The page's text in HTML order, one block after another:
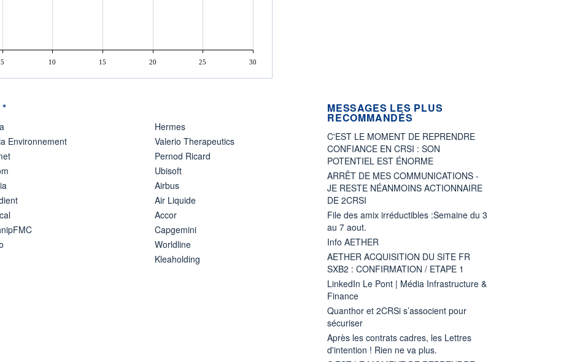
5 10 15 20 25 30
Environnement
Hermes
Valerio Therapeutics
Pernod Ricard
Ubisoft
Airbus
Air Liquide
Accor
Capgemini
Worldline
Kleaholding
MESSAGES LES PLUS
RECOMMANDÉS
C'EST LE MOMENT DE REPRENDRE
CONFIANCE EN CRSI : SON
POTENTIEL EST ÉNORME
ARRÊT DE MES COMMUNICATIONS -
JE RESTE NÉANMOINS ACTIONNAIRE
DE 2CRSI
File des amix irréductibles :Semaine du 3
au 7 aout.
Info AETHER
AETHER ACQUISITION DU SITE FR
SXB2 : CONFIRMATION / ETAPE 1
LinkedIn Le Pont | Média Infrastructure &
Finance
Quanthor et 2CRSi s’associent pour
sécuriser
Après les contrats cadres, les Lettres
d'intention ! Rien ne va plus.